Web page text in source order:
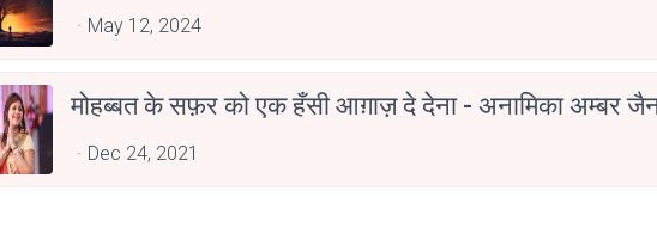
May 12, 2024
मोहब्बत के सफ़र को एक हँसी आग़ाज़ दे देना - अनामिका अम्बर
Dec 24, 2021